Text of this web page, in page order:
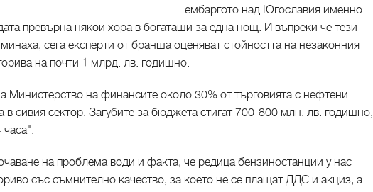
ембаргото над Югославия именно
превърна някои хора в богаташи за една нощ. И въпреки че тези
сега експерти от бранша оценяват стойността на незаконния
на почти 1 млрд. лв. годишно.
Министерство на финансите около 30% от търговията с нефтени
в сивия сектор. Загубите за бюджета стигат 700-800 млн. лв. годишно,
на проблема води и факта, че редица бензиностанции у нас
със съмнително качество, за което не се плащат ДДС и акциз, а